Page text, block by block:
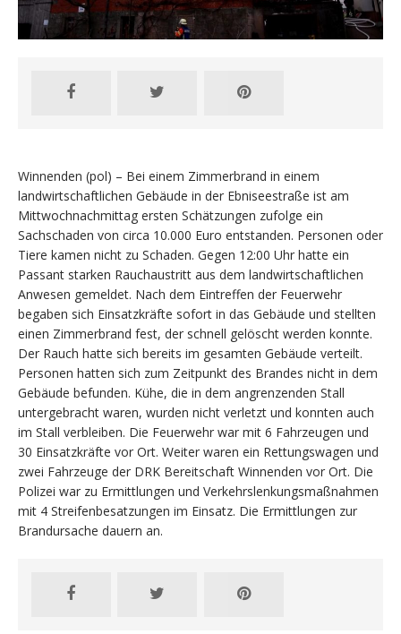
Winnenden (pol) – Bei einem Zimmerbrand in einem
landwirtschaftlichen Gebäude in der Ebniseestraße ist am
Mittwochnachmittag ersten Schätzungen zufolge ein
Sachschaden von circa 10.000 Euro entstanden. Personen oder
Tiere kamen nicht zu Schaden. Gegen 12:00 Uhr hatte ein
Passant starken Rauchaustritt aus dem landwirtschaftlichen
Anwesen gemeldet. Nach dem Eintreffen der Feuerwehr
begaben sich Einsatzkräfte sofort in das Gebäude und stellten
einen Zimmerbrand fest, der schnell gelöscht werden konnte.
Der Rauch hatte sich bereits im gesamten Gebäude verteilt.
Personen hatten sich zum Zeitpunkt des Brandes nicht in dem
Gebäude befunden. Kühe, die in dem angrenzenden Stall
untergebracht waren, wurden nicht verletzt und konnten auch
im Stall verbleiben. Die Feuerwehr war mit 6 Fahrzeugen und
30 Einsatzkräfte vor Ort. Weiter waren ein Rettungswagen und
zwei Fahrzeuge der DRK Bereitschaft Winnenden vor Ort. Die
Polizei war zu Ermittlungen und Verkehrslenkungsmaßnahmen
mit 4 Streifenbesatzungen im Einsatz. Die Ermittlungen zur
Brandursache dauern an.